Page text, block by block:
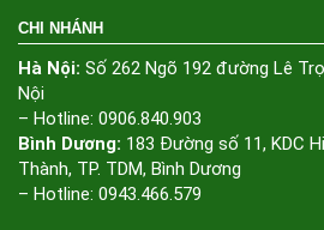
CHI NHÁNH
Hà Nội: Số 262 Ngõ 192 đường Lê
Nội
– Hotline: 0906.840.903
Bình Dương: 183 Đường số 11, KDC
Thành, TP. TDM, Bình Dương
– Hotline: 0943.466.579